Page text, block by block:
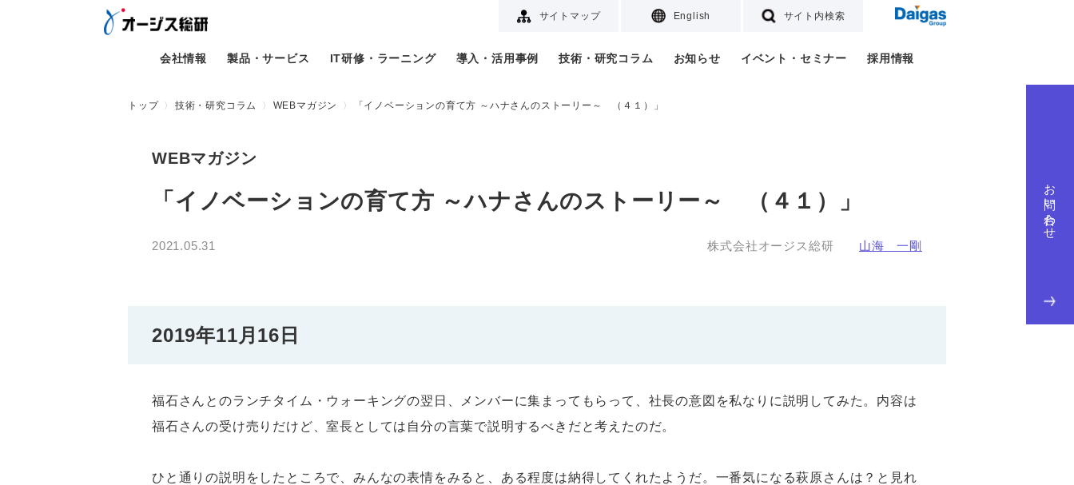
サイトマップ English サイト内検索
会社情報 製品・サービス IT研修・ラーニング 導入・活用事例 技術・研究コラム お知らせ イベント・セミナー 採用情報
お問い合わせ
トップ 技術・研究コラム WEBマガジン 「イノベーションの育て方 ～ハナさんのストーリー～ （４１）」
WEBマガジン
「イノベーションの育て方 ～ハナさんのストーリー～ （４１）」
2021.05.31 株式会社オージス総研 山海 一剛
2019年11月16日
福石さんとのランチタイム・ウォーキングの翌日、メンバーに集まってもらって、社長の意図を私なりに説明してみた。内容は
福石さんの受け売りだけど、室長としては自分の言葉で説明するべきだと考えたのだ。
ひと通りの説明をしたところで、みんなの表情をみると、ある程度は納得してくれたようだ。一番気になる萩原さんは？と見れ